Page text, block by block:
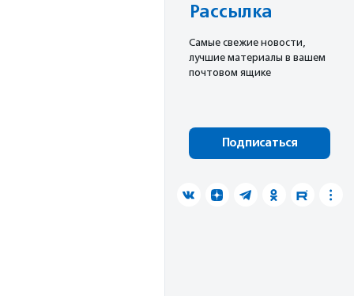
Рассылка
Cамые свежие новости,
лучшие материалы в вашем
почтовом ящике
Подписаться